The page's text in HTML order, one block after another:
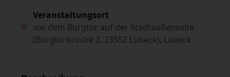
Veranstaltungsort
vor dem Burgtor auf der Stadtaußenseite
(Burgtorbrücke 2, 23552 Lübeck), Lübeck